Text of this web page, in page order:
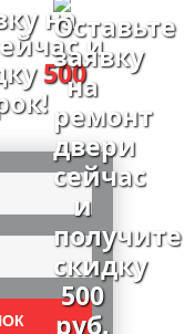
на
и
500